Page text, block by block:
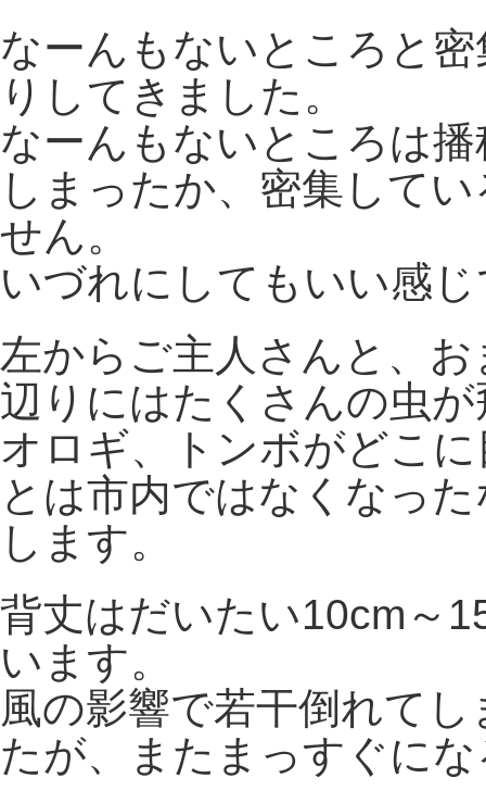
なーんもないところと
りしてきました。
なーんもないところは
しまったか、密集して
せん。
いづれにしてもいい感
左からご主人さんと、
辺りにはたくさんの虫
オロギ、トンボがどこ
とは市内ではなくなっ
します。
背丈はだいたい10cm～
います。
風の影響で若干倒れて
たが、またまっすぐに